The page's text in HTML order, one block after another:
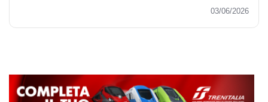
03/06/2026